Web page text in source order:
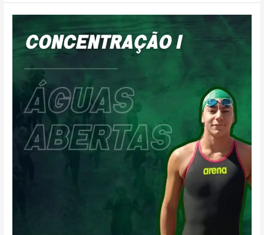
Abertas:
Tiago
convocado
primeira
concentração
nacional